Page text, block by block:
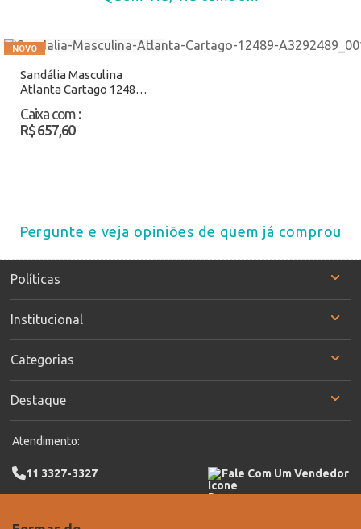
Sandália Masculina
Atlanta Cartago 12489
Caixa com :
R$ 657,60
Pergunte e veja opiniões de quem já comprou
Políticas
Institucional
Categorias
Destaque
Atendimento:
11 3327-3327 Fale Com Um Vendedor